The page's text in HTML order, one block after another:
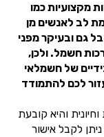
מקצועיות כמו
לב לאנשים מן
גם ובעיקר מפני
חשמל. ולכן,
של חשמלאי
לכם להתמודד
והיא קובעת
לקבל אישור